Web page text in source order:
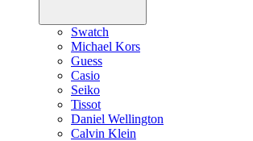
Swatch
Michael Kors
Guess
Casio
Seiko
Tissot
Daniel Wellington
Calvin Klein